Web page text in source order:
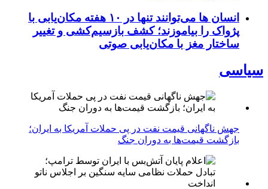
انسان‌ ها می‌توانند تنها در ۱۰ هفته مکان‌یابی با
پژواک را بیاموزند؛ کشف بازسیم‌کشی و تغییر
ساختار مغز با مکان‌یابی صوتی
سیاسی
جهش ناگهانی قیمت نفت در پی حملات آمریکا به ایران؛
بازگشت قیمت‌ها به دوران جنگ